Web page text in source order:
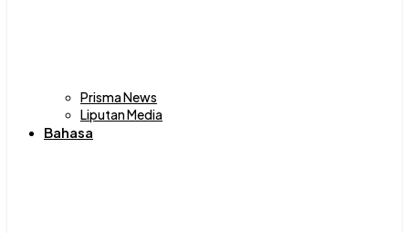
Prisma News
Liputan Media
Bahasa